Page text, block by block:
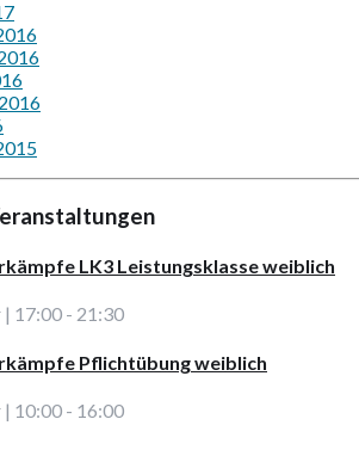
LK3 Leistungsklasse weiblich
17:00 - 21:30
Pflichtübung weiblich
10:00 - 16:00